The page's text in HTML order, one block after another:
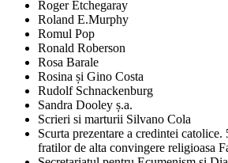
Roger Etchegaray
Roland E.Murphy
Romul Pop
Ronald Roberson
Rosa Barale
Rosina și Gino Costa
Rudolf Schnackenburg
Sandra Dooley ș.a.
Scrieri si marturii Silvano Cola
Scurta prezentare a credintei
fratilor de alta convingere religioasa